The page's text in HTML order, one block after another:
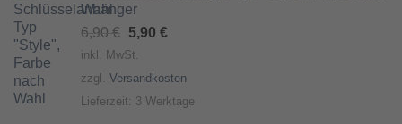
Wahl
6,90 €
Ursprünglicher
Preis
5,90 €Aktueller
inkl. MwSt.
zzgl. Versandkosten
Lieferzeit: 3 Werktage